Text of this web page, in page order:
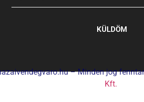
KÜLDÖM
– Minden jog
Kft.